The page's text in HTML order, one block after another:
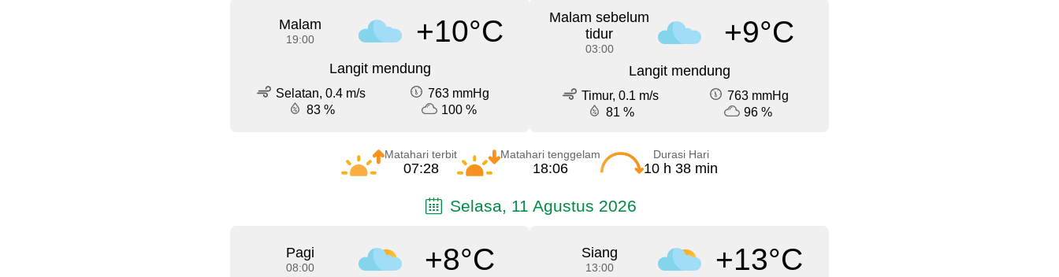
Malam
19:00 +10°C
Langit mendung
Selatan, 0.4 m/s
763 mmHg
83 %
100 %
Malam sebelum
tidur
03:00 +9°C
Langit mendung
Timur, 0.1 m/s
763 mmHg
81 %
96 %
Matahari terbit
07:28
Matahari tenggelam
18:06
Durasi Hari
10 h 38 min
Selasa, 11 Agustus 2026
Pagi
08:00 +8°C Siang
13:00 +13°C